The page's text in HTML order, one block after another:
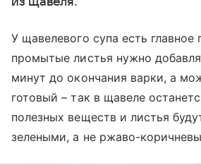
У щавелевого супа есть главное
промытые листья нужно
минут до окончания варки, а
готовый – так в щавеле
полезных веществ и листья
зелеными, а не ржаво-